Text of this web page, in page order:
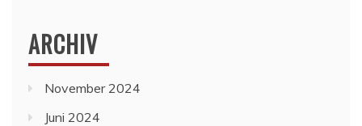
ARCHIV
November 2024
Juni 2024